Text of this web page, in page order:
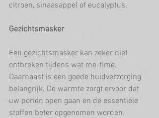
citroen, sinaasappel of eucalyptus.
Gezichtsmasker
Een gezichtsmasker kan zeker niet
ontbreken tijdens wat me-time.
Daarnaast is een goede huidverzorging
belangrijk. De warmte zorgt ervoor dat
uw poriën open gaan en de essentiële
stoffen beter opgenomen worden.